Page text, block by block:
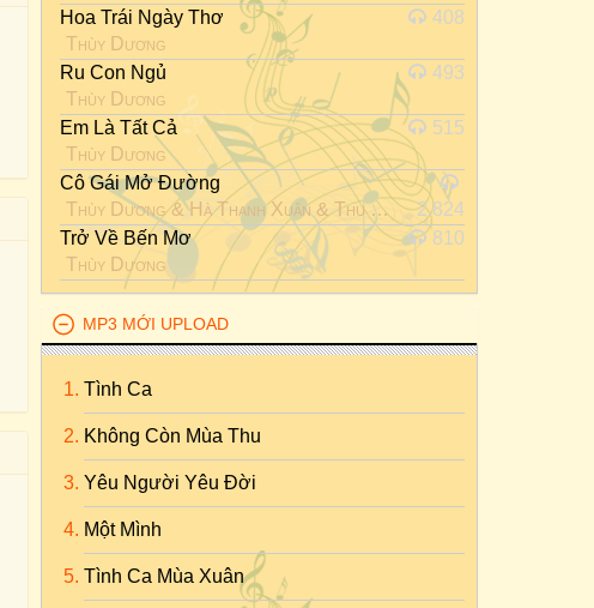
Hoa Trái Ngày Thơ
Thùy Dương
408
Ru Con Ngủ
Thùy Dương
493
Em Là Tất Cả
Thùy Dương
515
Cô Gái Mở Đường
Thùy Dương&Hà Thanh Xuân&Thu Trang
2.824
Trở Về Bến Mơ
Thùy Dương
810
MP3 MỚI UPLOAD
Tình Ca
Không Còn Mùa Thu
Yêu Người Yêu Đời
Một Mình
Tình Ca Mùa Xuân